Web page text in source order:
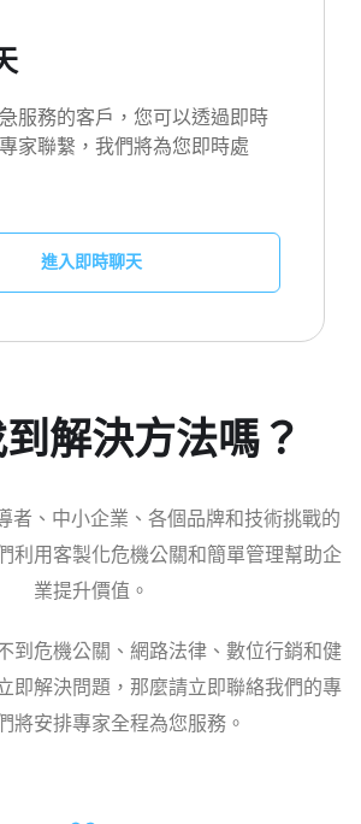
服務的客戶，您可以透過即時
家聯繫，我們將為您即時處
進入即時聊天
解決方法嗎？
者、中小企業、各個品牌和技術挑戰的
利用客製化危機公關和簡單管理幫助企
業提升價值。
到危機公關、網路法律、數位行銷和健
即解決問題，那麼請立即聯絡我們的專
將安排專家全程為您服務。